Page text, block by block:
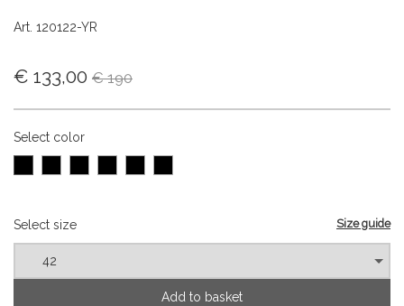
Art. 120122-YR
€ 133,00 € 190
Select color
Size guide
Select size
Add to basket